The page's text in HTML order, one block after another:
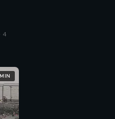
di prugne
e gelatina
4